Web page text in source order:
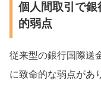
個人間取引で
的弱点
従来型の銀行国際送
に致命的な弱点があ